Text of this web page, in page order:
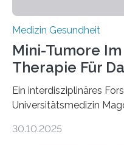
Medizin Gesundheit
Mini-Tumore
Therapie Für
Ein interdisziplinäres
Universitätsmedizin
behandelt werden kann.
30.10.2025